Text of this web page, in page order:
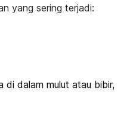
yang sering terjadi:
di dalam mulut atau bibir,